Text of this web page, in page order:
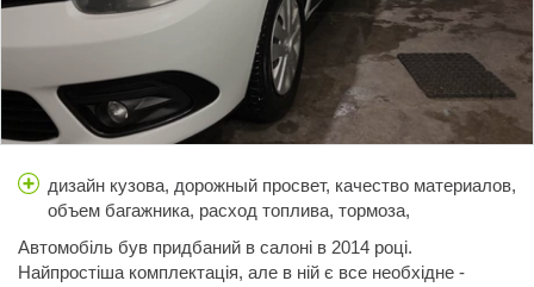
дизайн кузова, дорожный просвет, качество материалов,
объем багажника, расход топлива, тормоза,
Автомобіль був придбаний в салоні в 2014 році.
Найпростіша комплектація, але в ній є все необхідне -